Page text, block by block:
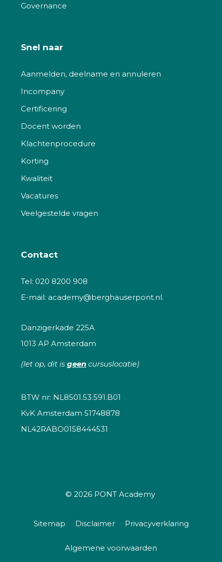
Governance
Snel naar
Aanmelden, deelname en annuleren
Incompany
Certificering
Docent worden
Klachtenprocedure
Korting
Kwaliteit
Vacatures
Veelgestelde vragen
Contact
Tel: 020 8200 908
E-mail: academy@berghauserpont.nl.
Danzigerkade 225A
1013 AP Amsterdam
(let op, dit is geen cursuslocatie)
BTW nr: NL8501.53.591.B01
KvK Amsterdam 51748878
NL42RABO0158444531
© 2026 PONT Academy
Sitemap Disclaimer Privacyverklaring
Algemene voorwaarden